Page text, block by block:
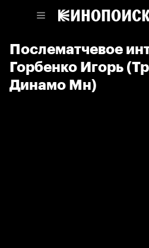
Послематчевое
Горбенко Игорь
Динамо Мн)